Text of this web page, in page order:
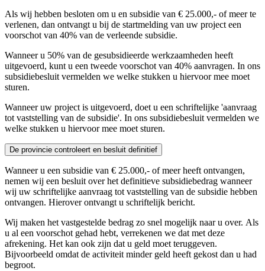
Als wij hebben besloten om u en subsidie van € 25.000,- of meer te
verlenen, dan ontvangt u bij de startmelding van uw project een
voorschot van 40% van de verleende subsidie.
Wanneer u 50% van de gesubsidieerde werkzaamheden heeft
uitgevoerd, kunt u een tweede voorschot van 40% aanvragen. In ons
subsidiebesluit vermelden we welke stukken u hiervoor mee moet
sturen.
Wanneer uw project is uitgevoerd, doet u een schriftelijke 'aanvraag
tot vaststelling van de subsidie'. In ons subsidiebesluit vermelden we
welke stukken u hiervoor mee moet sturen.
De provincie controleert en besluit definitief
Wanneer u een subsidie van € 25.000,- of meer heeft ontvangen,
nemen wij een besluit over het definitieve subsidiebedrag wanneer
wij uw schriftelijke aanvraag tot vaststelling van de subsidie hebben
ontvangen. Hierover ontvangt u schriftelijk bericht.
Wij maken het vastgestelde bedrag zo snel mogelijk naar u over. Als
u al een voorschot gehad hebt, verrekenen we dat met deze
afrekening. Het kan ook zijn dat u geld moet teruggeven.
Bijvoorbeeld omdat de activiteit minder geld heeft gekost dan u had
begroot.